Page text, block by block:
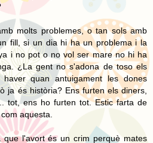
molts problemes, o tan sols amb
fill, si un dia hi ha un problema i la
i no pot o no vol ser mare no hi ha
¿La gent no s'adona de toso els
quan antuigament les dones
ja és història? Ens furten els diners,
tot, ens ho furten tot. Estic farta de
aquesta.
que l'avort és un crim perquè mates